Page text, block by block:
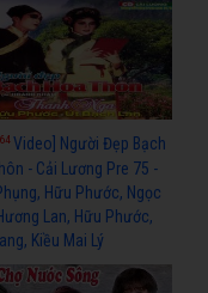
Video] Người Đẹp Bạch
- Cải Lương Pre 75 -
Hữu Phước, Ngọc
Lan, Hữu Phước,
Kiều Mai Lý